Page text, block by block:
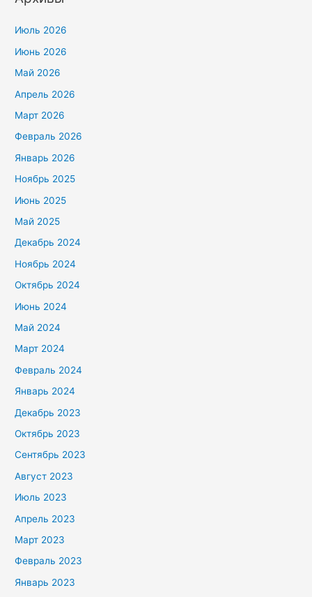
Июль 2026
Июнь 2026
Май 2026
Апрель 2026
Март 2026
Февраль 2026
Январь 2026
Ноябрь 2025
Июнь 2025
Май 2025
Декабрь 2024
Ноябрь 2024
Октябрь 2024
Июнь 2024
Май 2024
Март 2024
Февраль 2024
Январь 2024
Декабрь 2023
Октябрь 2023
Сентябрь 2023
Август 2023
Июль 2023
Апрель 2023
Март 2023
Февраль 2023
Январь 2023